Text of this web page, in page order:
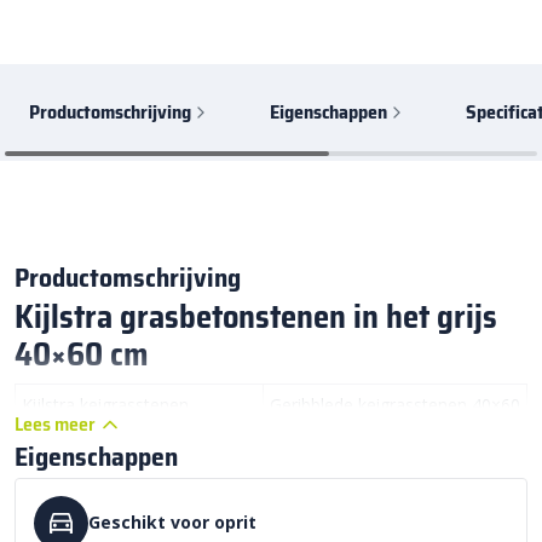
Productomschrijving Eigenschappen
Productomschrijving
Kijlstra grasbetonstenen in het grijs
40×60 cm
40x60x10 cm:
Kleur:
Lees meer
Eigenschappen
Geschikt voor oprit